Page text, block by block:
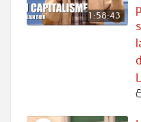
1:58:43